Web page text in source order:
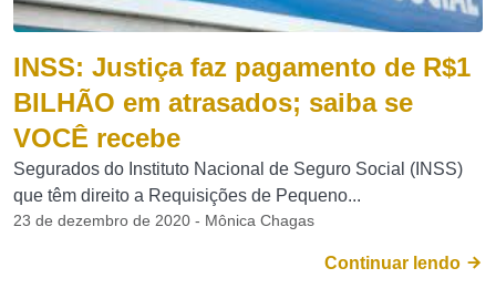
INSS: Justiça faz pagamento de R$1
BILHÃO em atrasados; saiba se
VOCÊ recebe
Segurados do Instituto Nacional de Seguro Social (INSS)
que têm direito a Requisições de Pequeno...
23 de dezembro de 2020 - Mônica Chagas
Continuar lendo